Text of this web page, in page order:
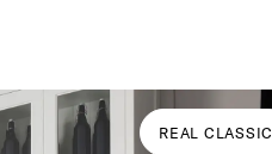
REAL CLASSIC